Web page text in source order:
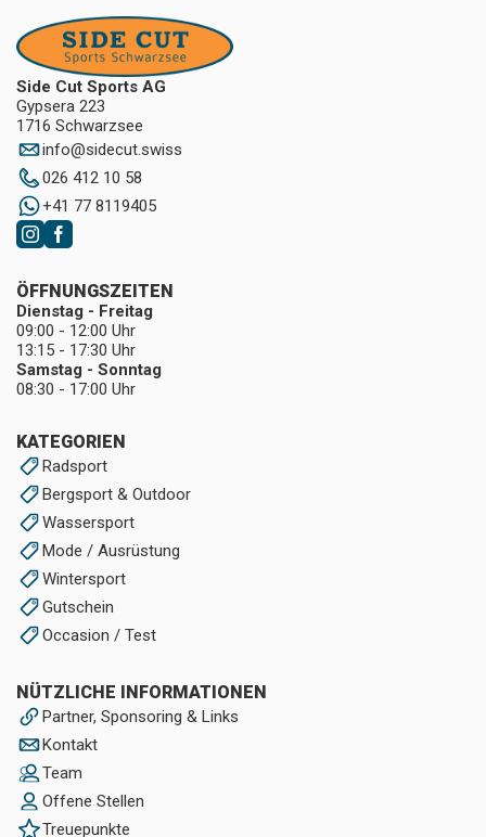
Side Cut Sports AG
Gypsera 223
1716 Schwarzsee
info@sidecut.swiss
026 412 10 58
+41 77 8119405
KATEGORIEN
Radsport
Bergsport & Outdoor
Wassersport
Mode / Ausrüstung
Wintersport
Gutschein
Occasion / Test
NÜTZLICHE INFORMATIONEN
Partner, Sponsoring & Links
Kontakt
Team
Offene Stellen
Treuepunkte
ÖFFNUNGSZEITEN
Dienstag - Freitag
09:00 - 12:00 Uhr
13:15 - 17:30 Uhr
Samstag - Sonntag
08:30 - 17:00 Uhr